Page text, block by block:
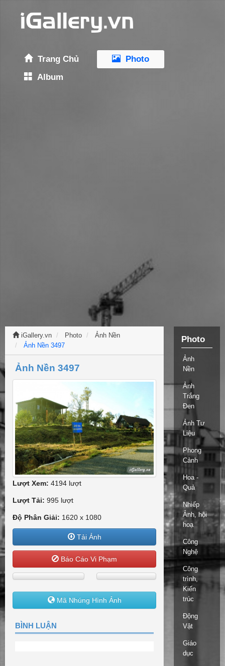
Trang Chủ
Photo
Album
iGallery.vn Photo
Ảnh Nền
Ảnh Nền 3497
Ảnh Nền 3497
Lượt Xem: 4194 lượt
Lượt Tải: 995 lượt
Độ Phân Giải: 1620 x 1080
Tải Ảnh
Báo Cáo Vi Phạm
Mã Nhúng Hình Ảnh
BÌNH LUẬN
Photo
Ảnh
Nền
Ảnh
Trắng
Đen
Ảnh Tư
Liệu
Phong
Cảnh
Hoa -
Quả
Nhiếp
Ảnh, hội
hoạ
Công
Nghệ
Công
trình,
Kiến
trúc
Động
Vật
Giáo
dục